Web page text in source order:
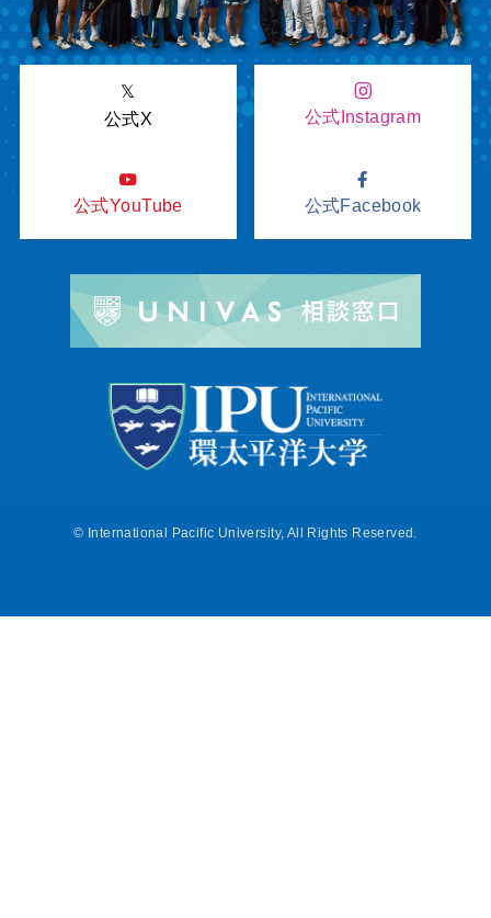
𝕏
公式X
公式Instagram
公式YouTube 公式Facebook
© International Pacific University, All Rights Reserved.